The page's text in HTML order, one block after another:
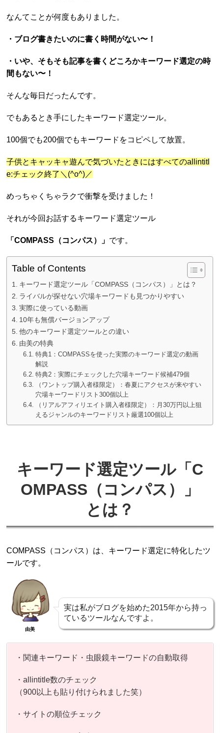
なんてことが何度もありました。
・ブログ書きたいのに書く時間がない〜！
・いや、そもそも記事を書くどころかキーワード選定の時
間もない〜！
そんな毎日だったんです。
でもあるとき手にしたキーワード選定ツール。
100個でも200個でもキーワードをコピペして放置。
子供とキャッキャ遊んで気づいたときにはすべてのallintitl
e:チェック終了＼(^o^)／
めっちゃくちゃラクで衝撃を受けました！
それが今回お話するキーワード選定ツール
「COMPASS（コンパス）」 です。
Table of Contents
キーワード選定ツール「COMPASS（コンパス）」とは？
ライバルが探せない穴場キーワードも見つかりやすい
実際に使っている動画
10年も無償バージョンアップ
他のキーワード選定ツールとの違い
由美の特典
特典1：COMPASSを使った実際のキーワード選定の動画
解説
特典2：実際にチェックした穴場キーワード候補479個
（ワントップ購入者様限定）：春夏にアクセスが来やすい
穴場キーワードリスト300個以上
（リアルアフィリエイト購入者様限定）：月30万円以上狙
えるジャンルのキーワードリスト厳選100個以上
キーワード選定ツール「C
OMPASS（コンパス）」
とは？
COMPASS（コンパス）は、キーワード選定に特化したツ
ールです。
由美
実は私がブログを始めた2015年から持っ
ているツールなんですよ。
・関連キーワード・虫眼鏡キーワードの自動取得
・allintitle数のチェック
（900以上も貼り付けられました笑）
・サイトの順位チェック